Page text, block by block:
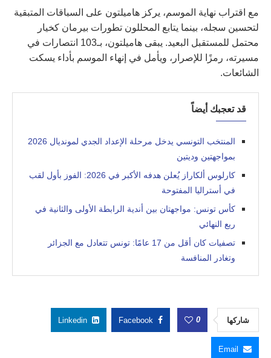
مع اقتراب نهاية الموسم، يركز هاميلتون على السباقات المتبقية
لتحسين سجله، بينما يتابع المحللون تطورات بيرمان كخيار
محتمل للمستقبل البعيد. يبقى هاميلتون، بـ103 انتصارات في
مسيرته، رمزًا للإصرار، ويأمل في إنهاء الموسم بأداء يسكت
الشائعات.
قد تعجبك أيضاً
المنتخب التونسي يدخل مرحلة الإعداد الجدي لمونديال 2026
بمواجهتين وديتين
كارلوس ألكاراز يُعلن هدفه الأكبر في 2026: الفوز بأول لقب
في أستراليا المفتوحة
كأس تونس: مواجهتان بين أندية الرابطة الأولى والثانية في
ربع النهائي
تصفيات كان أقل من 17 عامًا: تونس تتعادل مع الجزائر
وتغادر المنافسة
شاركها 0
Facebook
Linkedin
Email